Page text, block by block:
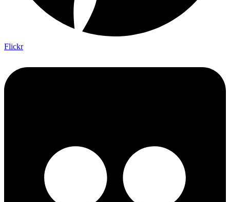
Flickr